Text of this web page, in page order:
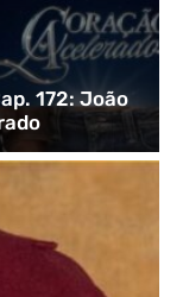
172: João